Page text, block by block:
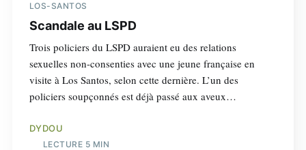
LOS-SANTOS
Scandale au LSPD
Trois policiers du LSPD auraient eu des relations
sexuelles non-consenties avec une jeune française en
visite à Los Santos, selon cette dernière. L’un des
policiers soupçonnés est déjà passé aux aveux…
DYDOU
LECTURE 5 MIN